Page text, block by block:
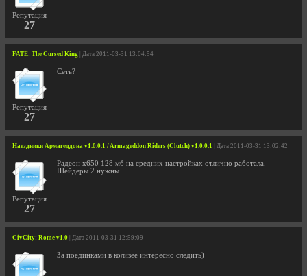
Репутация
27
FATE: The Cursed King | Дата 2011-03-31 13:04:54
Репутация
27
Сеть?
Наездники Армагеддона v1.0.0.1 / Armageddon Riders (Clutch) v1.0.0.1 | Дата 2011-03-31 13:02:42
Репутация
27
Радеон х650 128 мб на средних настройках отлично работала.
Шейдеры 2 нужны
CivCity: Rome v1.0 | Дата 2011-03-31 12:59:09
За поединками в колизее интересно следить)